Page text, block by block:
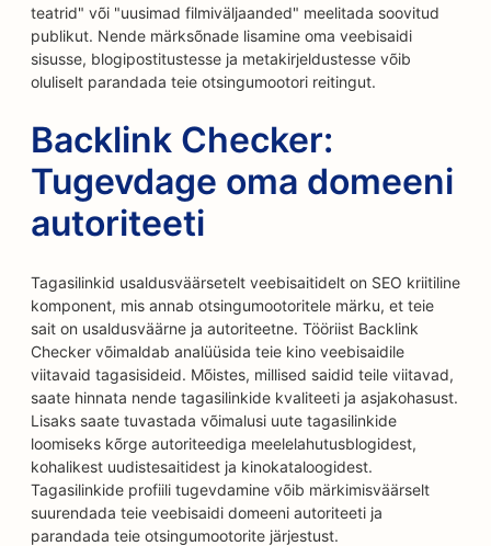
teatrid" või "uusimad filmiväljaanded" meelitada soovitud
publikut. Nende märksõnade lisamine oma veebisaidi
sisusse, blogipostitustesse ja metakirjeldustesse võib
oluliselt parandada teie otsingumootori reitingut.
Backlink Checker:
Tugevdage oma domeeni
autoriteeti
Tagasilinkid usaldusväärsetelt veebisaitidelt on SEO kriitiline
komponent, mis annab otsingumootoritele märku, et teie
sait on usaldusväärne ja autoriteetne. Tööriist Backlink
Checker võimaldab analüüsida teie kino veebisaidile
viitavaid tagasisideid. Mõistes, millised saidid teile viitavad,
saate hinnata nende tagasilinkide kvaliteeti ja asjakohasust.
Lisaks saate tuvastada võimalusi uute tagasilinkide
loomiseks kõrge autoriteediga meelelahutusblogidest,
kohalikest uudistesaitidest ja kinokataloogidest.
Tagasilinkide profiili tugevdamine võib märkimisväärselt
suurendada teie veebisaidi domeeni autoriteeti ja
parandada teie otsingumootorite järjestust.